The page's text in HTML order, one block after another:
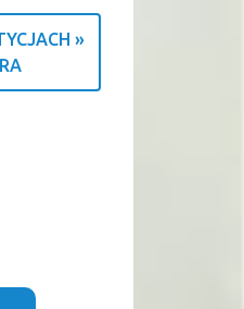
»